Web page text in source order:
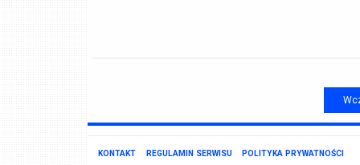
KONTAKT REGULAMIN SERWISU POLITYKA PRYWATNOŚCI